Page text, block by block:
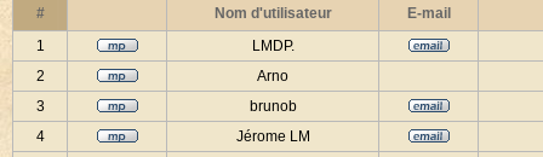
# Nom d'utilisateur
E-mail
1
LMDP.
2
Arno
3
brunob
4
Jérome LM